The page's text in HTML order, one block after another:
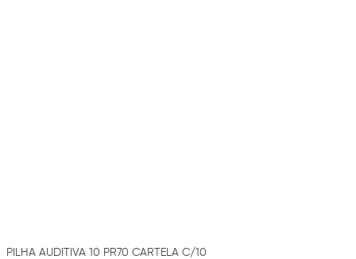
PILHA AUDITIVA 10 PR70 CARTELA C/10